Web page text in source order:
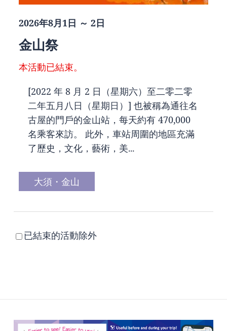
2026年8月1日 ～ 2日
金山祭
本活動已結束。
[2022 年 8 月 2 日（星期六）至二零二零
二年五月八日（星期日）] 也被稱為通往名
古屋的門戶的金山站，每天約有 470,000
名乘客來訪。 此外，車站周圍的地區充滿
了歷史，文化，藝術，美...
大須・金山
已結束的活動除外